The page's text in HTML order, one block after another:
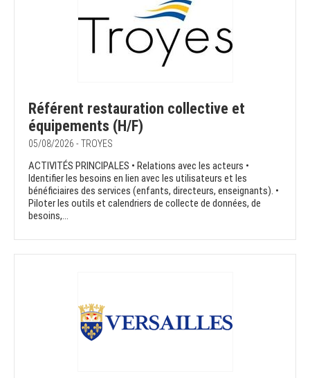
Référent restauration collective et
équipements (H/F)
05/08/2026 - TROYES
ACTIVITÉS PRINCIPALES • Relations avec les acteurs •
Identifier les besoins en lien avec les utilisateurs et les
bénéficiaires des services (enfants, directeurs, enseignants). •
Piloter les outils et calendriers de collecte de données, de
besoins,...